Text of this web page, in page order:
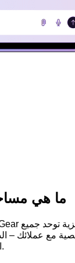
ما هي
مع عملائك –
الإلكتروني – في مكان واحد.